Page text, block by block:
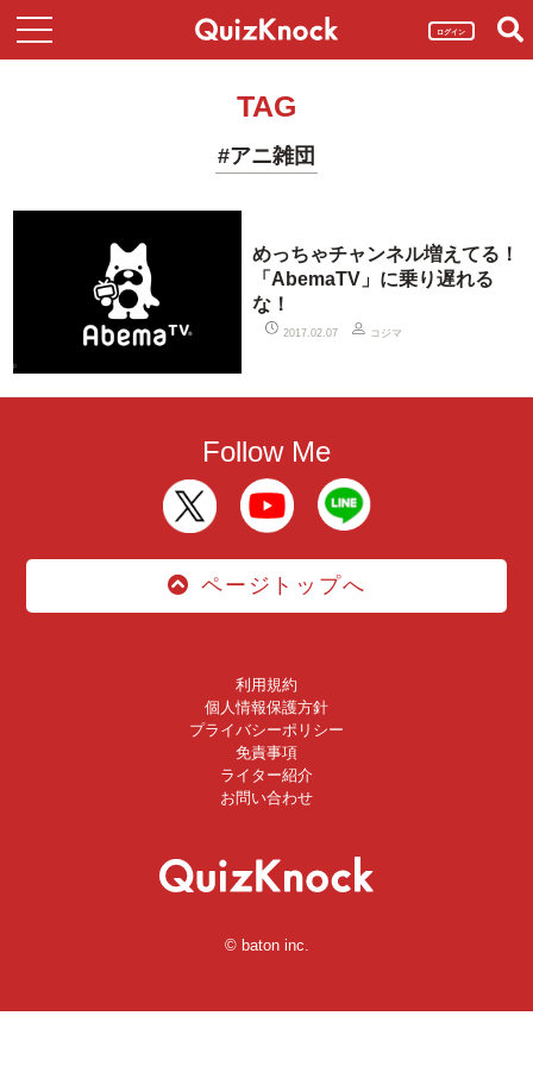
ログイン
TAG
#アニ雑団
めっちゃチャンネル増えてる！
「AbemaTV」に乗り遅れる
な！
2017.02.07 コジマ
Follow Me
ページトップへ
利用規約
個人情報保護方針
プライバシーポリシー
免責事項
ライター紹介
お問い合わせ
© baton inc.